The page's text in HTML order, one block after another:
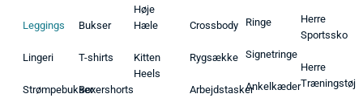
Leggings
Lingeri
Strømpebukser
Bukser
T-shirts
Boxershorts
Høje
Hæle
Kitten
Heels
Crossbody
Rygsække
Arbejdstasker
Ringe
Signetringe
Ankelkæder
Herre
Sportssko
Herre
Træningstøj